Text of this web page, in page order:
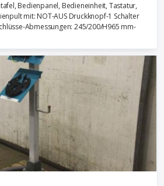
Bedienpanel, Bedieneinheit, Tastatur,
mit: NOT-AUS Druckknopf-1 Schalter
Abmessungen: 245/200/H965 mm-